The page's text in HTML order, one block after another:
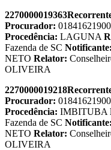
2270000019363
Procurador:
Procedência: LAGUNA
Fazenda de SC Notificante:
NETO Relator:
OLIVEIRA
2270000019218
Procurador:
Procedência: IMBITUBA
Fazenda de SC Notificante:
NETO Relator:
OLIVEIRA